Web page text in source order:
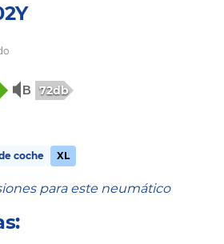
72db
coche XL
para este neumático